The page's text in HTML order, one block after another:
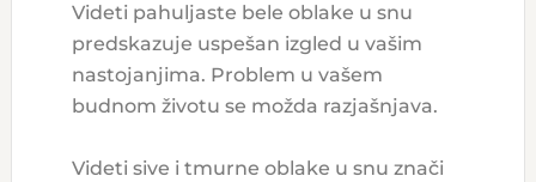
Videti pahuljaste bele oblake u snu
predskazuje uspešan izgled u vašim
nastojanjima. Problem u vašem
budnom životu se možda razjašnjava.
Videti sive i tmurne oblake u snu znači